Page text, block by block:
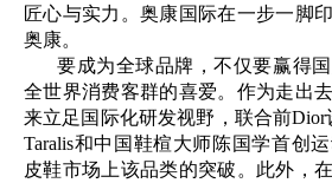
匠心与实力。奥康国际在一步一脚
奥康。
要成为全球品牌，不仅要赢得
全世界消费客群的喜爱。作为走出
来立足国际化研发视野，联合前Dior
Taralis和中国鞋楦大师陈国学首创
皮鞋市场上该品类的突破。此外，